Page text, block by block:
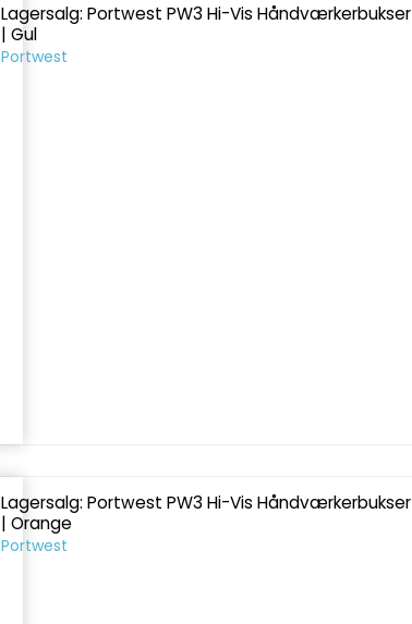
Lagersalg: Portwest PW3 Hi-Vis Håndværkerbukser
| Gul
Portwest
Lagersalg: Portwest PW3 Hi-Vis Håndværkerbukser
| Orange
Portwest